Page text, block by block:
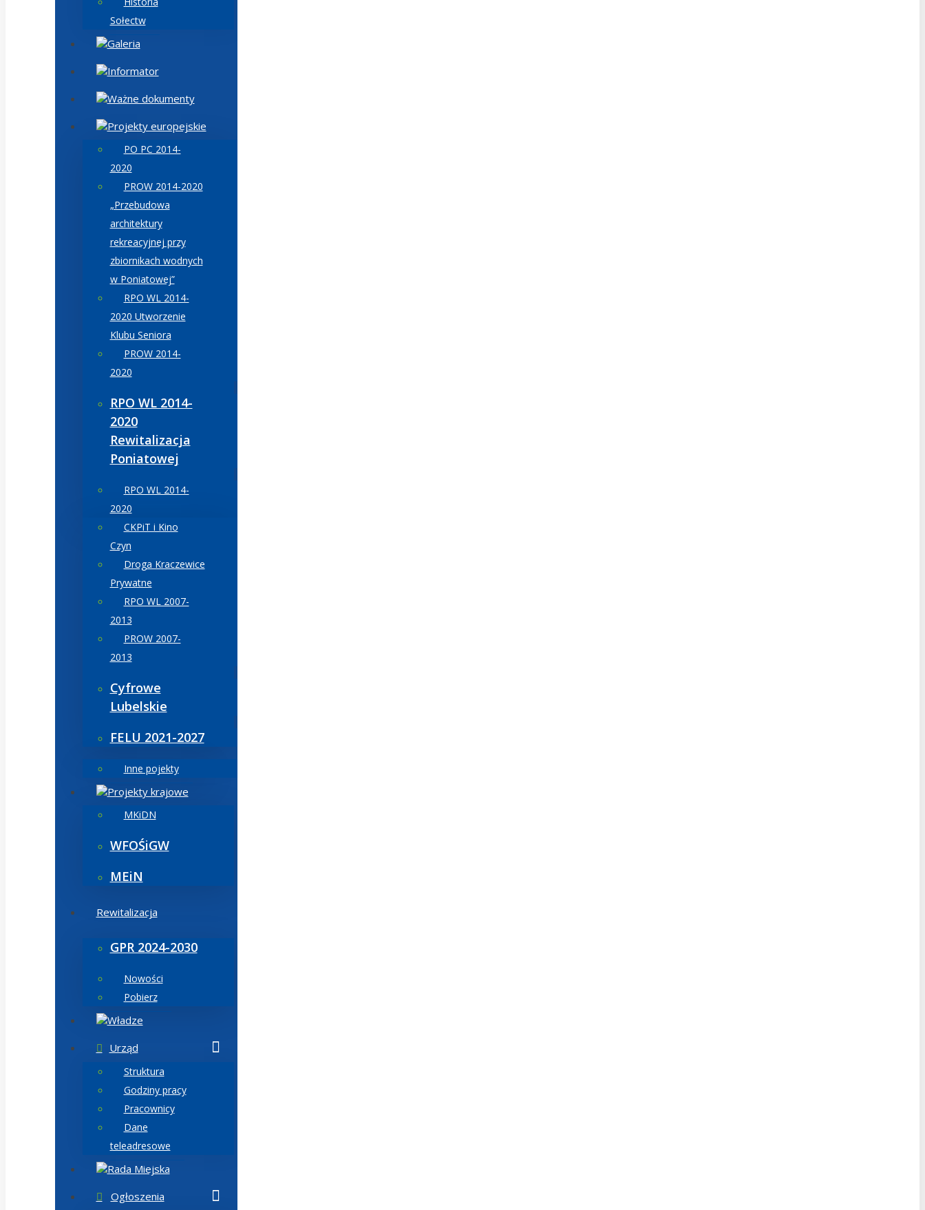
Sołectw
Galeria
Informator
Ważne dokumenty
Projekty europejskie
PO PC 2014-
2020
PROW 2014-2020
„Przebudowa
architektury
rekreacyjnej przy
zbiornikach wodnych
w Poniatowej”
RPO WL 2014-
2020 Utworzenie
Klubu Seniora
PROW 2014-
2020
RPO WL 2014-
2020
Rewitalizacja
Poniatowej
RPO WL 2014-
2020
CKPiT i Kino
Czyn
Droga Kraczewice
Prywatne
RPO WL 2007-
2013
PROW 2007-
2013
Cyfrowe
Lubelskie
FELU 2021-2027
Inne pojekty
Projekty krajowe
MKiDN
WFOŚiGW
MEiN
Rewitalizacja
GPR 2024-2030
Nowości
Pobierz
Władze
Urząd
Struktura
Godziny pracy
Pracownicy
Dane
teleadresowe
Rada Miejska
Ogłoszenia